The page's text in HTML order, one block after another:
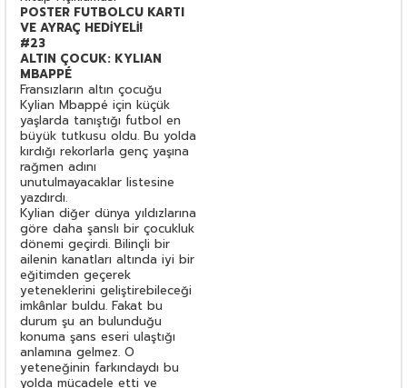
POSTER FUTBOLCU KARTI
VE AYRAÇ HEDİYELİ!
#23
ALTIN ÇOCUK: KYLIAN
MBAPPÉ
Fransızların altın çocuğu
Kylian Mbappé için küçük
yaşlarda tanıştığı futbol en
büyük tutkusu oldu. Bu yolda
kırdığı rekorlarla genç yaşına
rağmen adını
unutulmayacaklar listesine
yazdırdı.
Kylian diğer dünya yıldızlarına
göre daha şanslı bir çocukluk
dönemi geçirdi. Bilinçli bir
ailenin kanatları altında iyi bir
eğitimden geçerek
yeteneklerini geliştirebileceği
imkânlar buldu. Fakat bu
durum şu an bulunduğu
konuma şans eseri ulaştığı
anlamına gelmez. O
yeteneğinin farkındaydı bu
yolda mücadele etti ve